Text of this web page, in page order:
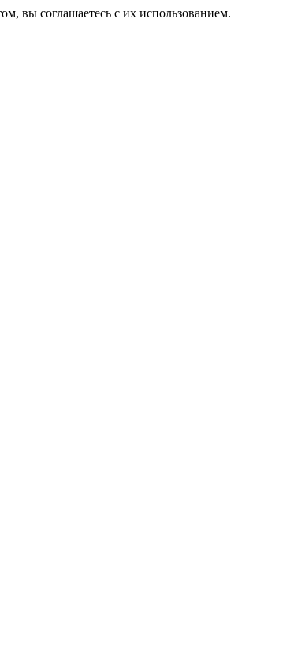
вы соглашаетесь с их использованием.